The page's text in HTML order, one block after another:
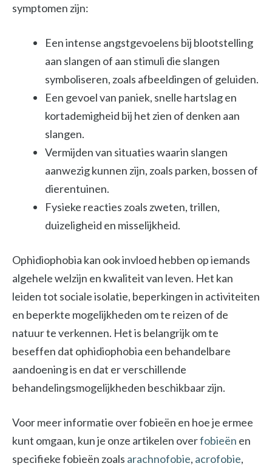
symptomen zijn:
Een intense angstgevoelens bij blootstelling
aan slangen of aan stimuli die slangen
symboliseren, zoals afbeeldingen of geluiden.
Een gevoel van paniek, snelle hartslag en
kortademigheid bij het zien of denken aan
slangen.
Vermijden van situaties waarin slangen
aanwezig kunnen zijn, zoals parken, bossen of
dierentuinen.
Fysieke reacties zoals zweten, trillen,
duizeligheid en misselijkheid.
Ophidiophobia kan ook invloed hebben op iemands
algehele welzijn en kwaliteit van leven. Het kan
leiden tot sociale isolatie, beperkingen in activiteiten
en beperkte mogelijkheden om te reizen of de
natuur te verkennen. Het is belangrijk om te
beseffen dat ophidiophobia een behandelbare
aandoening is en dat er verschillende
behandelingsmogelijkheden beschikbaar zijn.
Voor meer informatie over fobieën en hoe je ermee
kunt omgaan, kun je onze artikelen overfobieën en
specifieke fobieën zoals arachnofobie, acrofobie,